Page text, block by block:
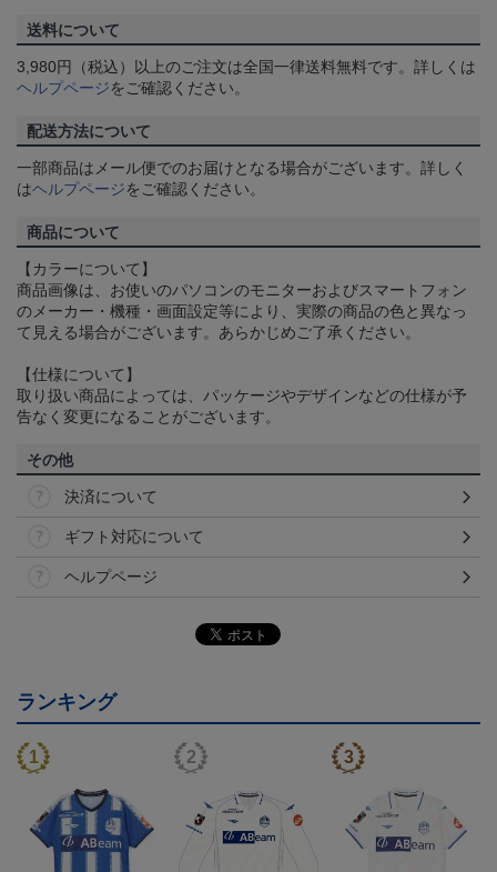
送料について
3,980円（税込）以上のご注文は全国一律送料無料です。詳しくは
ヘルプページをご確認ください。
配送方法について
一部商品はメール便でのお届けとなる場合がございます。詳しく
はヘルプページをご確認ください。
商品について
【カラーについて】
商品画像は、お使いのパソコンのモニターおよびスマートフォン
のメーカー・機種・画面設定等により、実際の商品の色と異なっ
て見える場合がございます。あらかじめご了承ください。
【仕様について】
取り扱い商品によっては、パッケージやデザインなどの仕様が予
告なく変更になることがございます。
その他
決済について
ギフト対応について
ヘルプページ
ランキング